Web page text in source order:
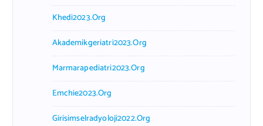
Khedi2023.org
Akademikgeriatri2023.org
Marmarapediatri2023.org
Emchie2023.org
Girisimselradyoloji2022.org